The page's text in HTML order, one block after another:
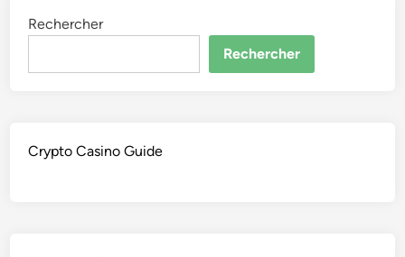
Rechercher
Rechercher
Crypto Casino Guide